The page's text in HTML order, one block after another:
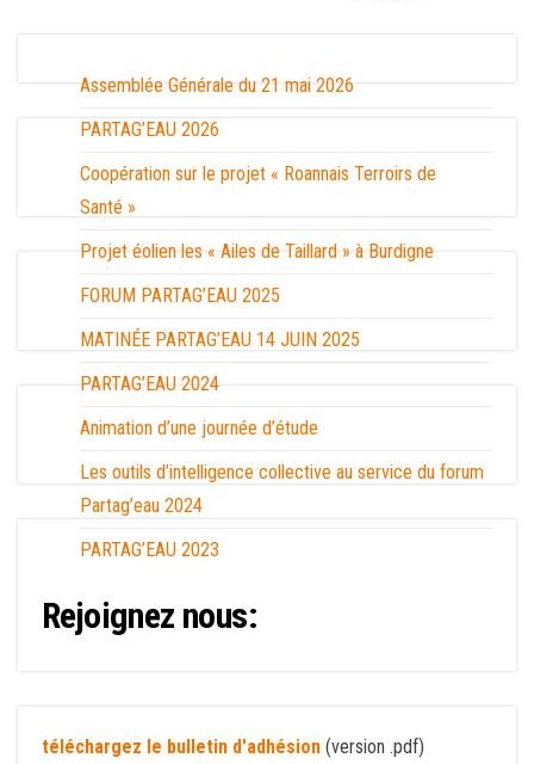
Assemblée Générale du 21 mai 2026
PARTAG’EAU 2026
Coopération sur le projet « Roannais Terroirs de
Santé »
Projet éolien les « Ailes de Taillard » à Burdigne
FORUM PARTAG’EAU 2025
MATINÉE PARTAG’EAU 14 JUIN 2025
PARTAG’EAU 2024
Animation d’une journée d’étude
Les outils d’intelligence collective au service du forum
Partag’eau 2024
PARTAG’EAU 2023
Rejoignez nous:
téléchargez le bulletin d'adhésion (version .pdf)